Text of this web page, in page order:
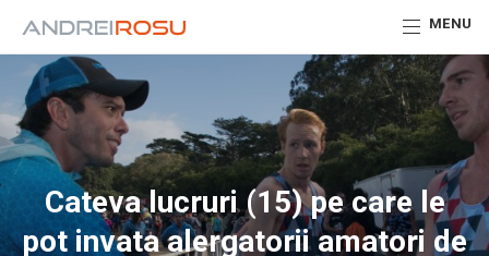
MENU
Cateva lucruri (15) pe care le
pot invata alergatorii amatori de